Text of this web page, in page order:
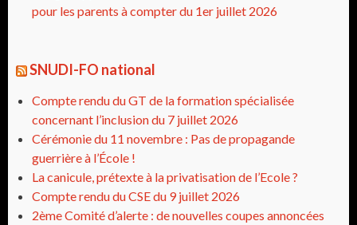
pour les parents à compter du 1er juillet 2026
SNUDI-FO national
Compte rendu du GT de la formation spécialisée
concernant l’inclusion du 7 juillet 2026
Cérémonie du 11 novembre : Pas de propagande
guerrière à l’École !
La canicule, prétexte à la privatisation de l’Ecole ?
Compte rendu du CSE du 9 juillet 2026
2ème Comité d’alerte : de nouvelles coupes annoncées